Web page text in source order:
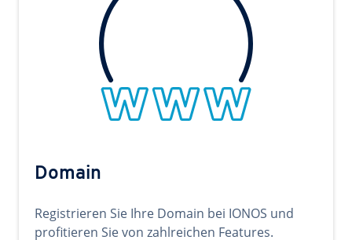
Domain
Registrieren Sie Ihre Domain bei IONOS und
profitieren Sie von zahlreichen Features.